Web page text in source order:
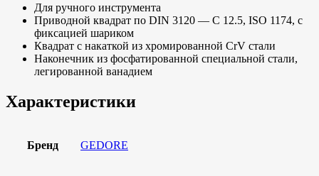
Для ручного инструмента
Приводной квадрат по DIN 3120 — C 12.5, ISO 1174, с
фиксацией шариком
Квадрат с накаткой из хромированной CrV стали
Наконечник из фосфатированной специальной стали,
легированной ванадием
Характеристики
Бренд GEDORE